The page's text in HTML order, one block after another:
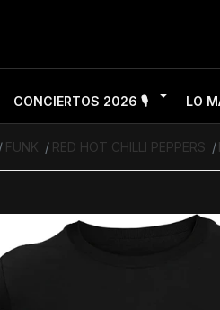
CONCIERTOS 2026 🎙️ LO
FUNK RED HOT CHILLI PEPPERS